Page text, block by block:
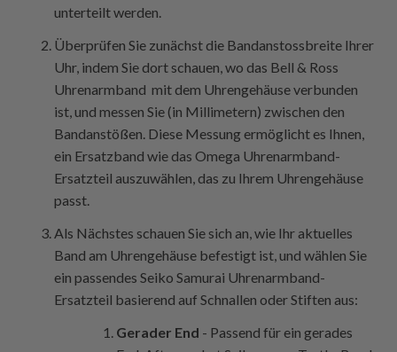
unterteilt werden.
Überprüfen Sie zunächst die Bandanstossbreite Ihrer
Uhr, indem Sie dort schauen, wo das Bell & Ross
Uhrenarmband mit dem Uhrengehäuse verbunden
ist, und messen Sie (in Millimetern) zwischen den
Bandanstößen. Diese Messung ermöglicht es Ihnen,
ein Ersatzband wie das Omega Uhrenarmband-
Ersatzteil auszuwählen, das zu Ihrem Uhrengehäuse
passt.
Als Nächstes schauen Sie sich an, wie Ihr aktuelles
Band am Uhrengehäuse befestigt ist, und wählen Sie
ein passendes Seiko Samurai Uhrenarmband-
Ersatzteil basierend auf Schnallen oder Stiften aus:
Gerader End - Passend für ein gerades